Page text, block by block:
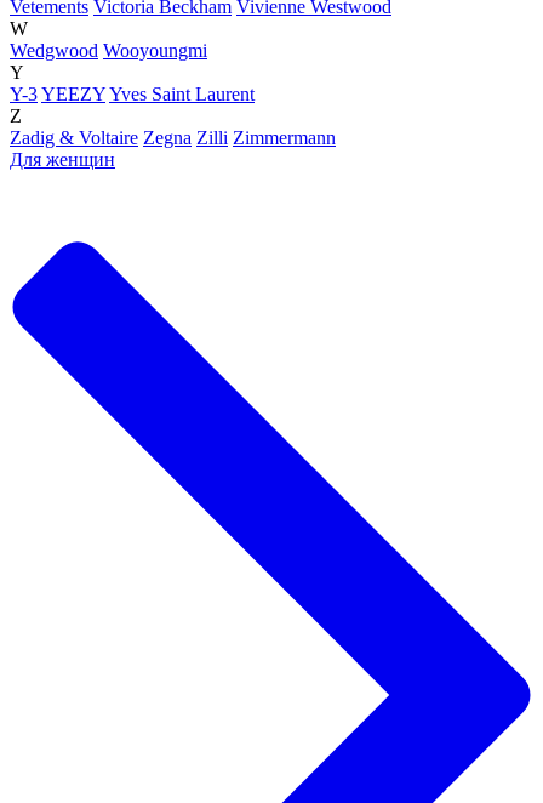
Vetements Victoria Beckham Vivienne Westwood
W
Wedgwood Wooyoungmi
Y
Y-3YEEZYYves Saint Laurent
Z
Zadig & Voltaire Zegna Zilli Zimmermann
Для женщин